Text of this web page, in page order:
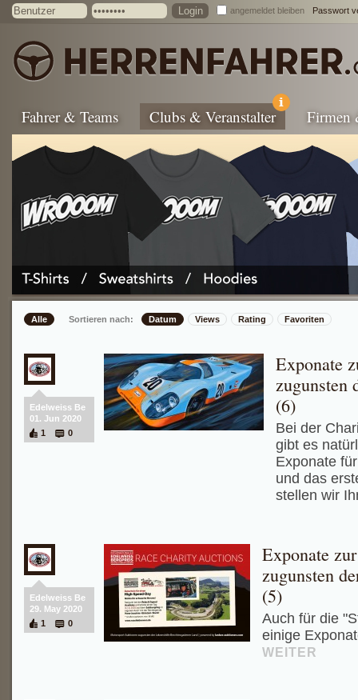
angemeldet bleiben Passwort
Fahrer & Teams Clubs & Veranstalter Firmen
Alle Sortieren nach: Datum Views Rating Favoriten
Edelweiss Be
01. Jun 2020
1
0
Exponate
zugunsten
(6)
Bei der
gibt es
Exponate
und das
stellen wir
Edelweiss Be
29. May 2020
1
0
Exponate
zugunsten
(5)
Auch für die
einige
WEITER